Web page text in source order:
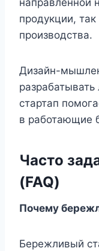
продукции,
производства.
Дизайн-
стартап
в работающие
Часто
(FAQ)
Почему
Бережливый